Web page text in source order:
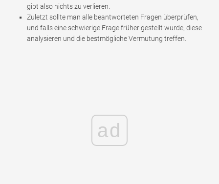
gibt also nichts zu verlieren.
Zuletzt sollte man alle beantworteten Fragen überprüfen,
und falls eine schwierige Frage früher gestellt wurde, diese
analysieren und die bestmögliche Vermutung treffen.
ad